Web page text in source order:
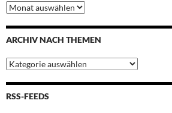
Archiv
nach
Monaten
ARCHIV NACH THEMEN
Archiv
nach
Themen
RSS-FEEDS